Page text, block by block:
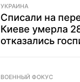
УКРАИНА
Списали на
Киеве умерла
отказались
ВОЕННЫЙ ФОКУС